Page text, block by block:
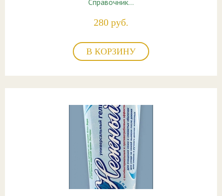
Справочник…
280 руб.
В КОРЗИНУ